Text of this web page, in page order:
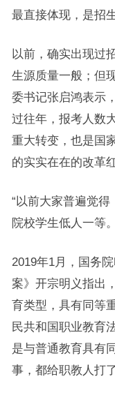
最直接体现，是招生
以前，确实出现过
生源质量一般；但
委书记张启鸿表示
过往年，报考人数
重大转变，也是国
的实实在在的改革
“以前大家普遍觉
院校学生低人一等
2019年1月，国务
案》开宗明义指出
育类型，具有同等
民共和国职业教育
是与普通教育具有
事，都给职教人打